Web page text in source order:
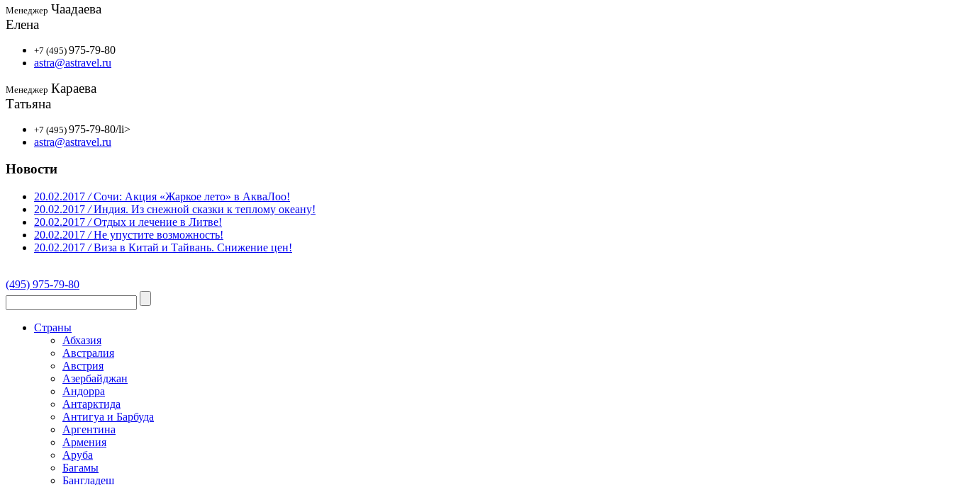
Менеджер Чаадаева
Елена
+7 (495) 975-79-80
astra@astravel.ru
Менеджер Караева
Татьяна
+7 (495) 975-79-80/li>
astra@astravel.ru
Новости
20.02.2017 / Сочи: Акция «Жаркое лето» в АкваЛоо!
20.02.2017 / Индия. Из снежной сказки к теплому океану!
20.02.2017 / Отдых и лечение в Литве!
20.02.2017 / Не упустите возможность!
20.02.2017 / Виза в Китай и Тайвань. Снижение цен!
(495) 975-79-80
Страны
Абхазия
Австралия
Австрия
Азербайджан
Андорра
Антарктида
Антигуа и Барбуда
Аргентина
Армения
Аруба
Багамы
Бангладеш